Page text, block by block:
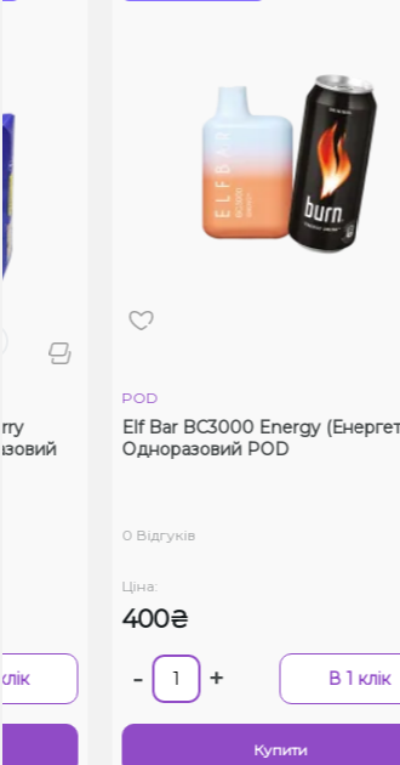
Elf Bar BC3000 Energy (Енергетик)
Одноразовий POD
0 Відгуків
400₴
В 1 клік